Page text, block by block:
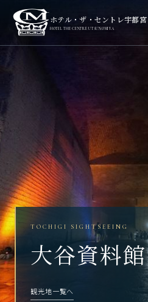
ホテル・ザ・セントレ宇都宮
HOTEL THE CENTRE UTSUNOMIYA
TOCHIGI SIGHTSEEING
大谷資料館
観光地一覧へ